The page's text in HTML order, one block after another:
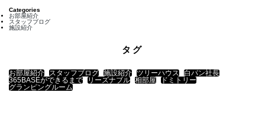
Categories
お部屋紹介
スタッフブログ
施設紹介
タグ
お部屋紹介 スタッフブログ 施設紹介 ツリーハウス 白パン社長
365BASEができるまで リーズナブル 相部屋 ドミトリー
グランピングルーム